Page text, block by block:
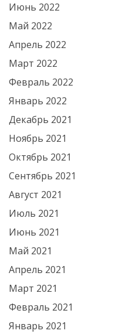
Июнь 2022
Май 2022
Апрель 2022
Март 2022
Февраль 2022
Январь 2022
Декабрь 2021
Ноябрь 2021
Октябрь 2021
Сентябрь 2021
Август 2021
Июль 2021
Июнь 2021
Май 2021
Апрель 2021
Март 2021
Февраль 2021
Январь 2021